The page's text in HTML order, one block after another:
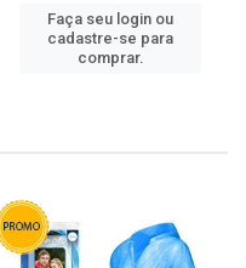
Faça seu login ou
cadastre-se para
comprar.